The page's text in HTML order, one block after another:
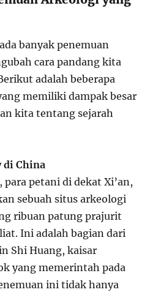
banyak penemuan
cara pandang kita
adalah beberapa
memiliki dampak besar
kita tentang sejarah
di China
para petani di dekat Xi’an,
sebuah situs arkeologi
ribuan patung prajurit
Ini adalah bagian dari
Shi Huang, kaisar
yang memerintah pada
ini tidak hanya